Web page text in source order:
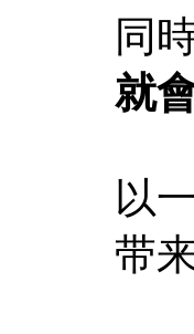
同
就
以
带